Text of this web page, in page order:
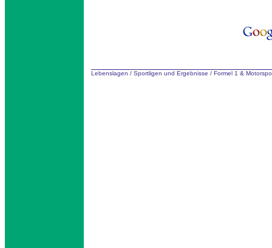
Lebenslagen / Sportligen und Ergebnisse / Formel 1 &